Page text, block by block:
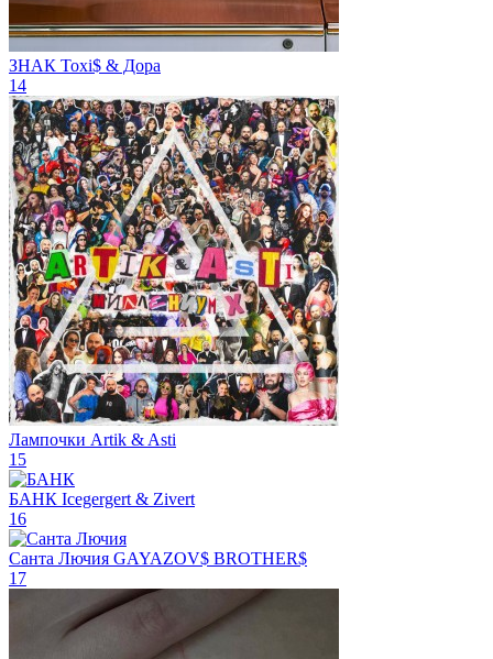
ЗНАК Toxi$ & Дора
14
Лампочки Artik & Asti
15
БАНК Icegergert & Zivert
16
Санта Лючия GAYAZOV$ BROTHER$
17